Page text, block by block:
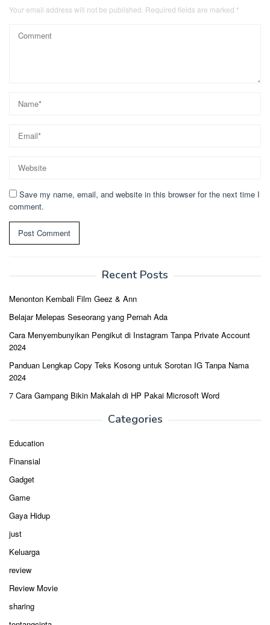
Your email address will not be published. Required fields are marked *
Save my name, email, and website in this browser for the next time I
comment.
Recent Posts
Menonton Kembali Film Geez & Ann
Belajar Melepas Seseorang yang Pernah Ada
Cara Menyembunyikan Pengikut di Instagram Tanpa Private Account
2024
Panduan Lengkap Copy Teks Kosong untuk Sorotan IG Tanpa Nama
2024
7 Cara Gampang Bikin Makalah di HP Pakai Microsoft Word
Categories
Education
Finansial
Gadget
Game
Gaya Hidup
just
Keluarga
review
Review Movie
sharing